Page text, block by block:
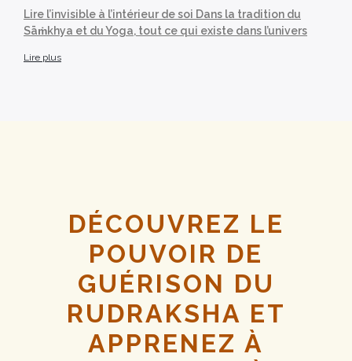
Lire l’invisible à l’intérieur de soi Dans la tradition du
Sāṁkhya et du Yoga, tout ce qui existe dans l’univers
Lire plus
DÉCOUVREZ LE
POUVOIR DE
GUÉRISON DU
RUDRAKSHA ET
APPRENEZ À